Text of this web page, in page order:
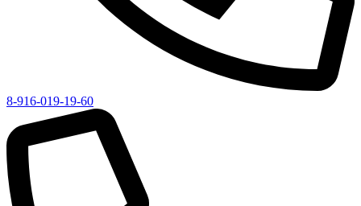
8-916-019-19-60